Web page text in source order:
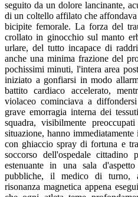
seguito da un dolore lancinante,
di un coltello affilato che
bicipite femorale. La forza del
crollato in ginocchio sul manto
urlare, del tutto incapace di
anche una minima frazione del
pochissimi minuti, l'intera area
iniziato a gonfiarsi in modo
battito cardiaco accelerato,
violaceo cominciava a
grave emorragia interna dei
squadra, visibilmente
situazione, hanno
con ghiaccio spray di fortuna e
soccorso dell'ospedale
estenuante in una sala
pubbliche, il medico di turno,
risonanza magnetica appena